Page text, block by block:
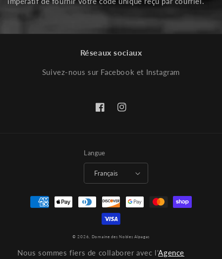
Réseaux sociaux
Suivez-nous sur Facebook et Instagram
FacebookInstagram
Langue
Français
Moyens
© 2026, Domaine des Nobles Alpagas
Nous sommes fiers de collaborer avec l'Agence